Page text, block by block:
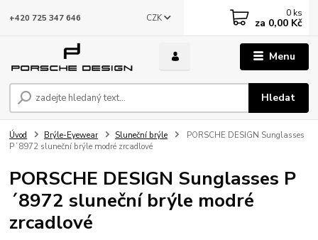
Menu
CZK
Hledat
+420 725 347 646 0 ks
za 0,00 Kč
Úvod Brýle-Eyewear Sluneční brýle
PORSCHE DESIGN Sunglasses
P´8972 sluneční brýle modré zrcadlové
PORSCHE DESIGN Sunglasses P
´8972 sluneční brýle modré
zrcadlové